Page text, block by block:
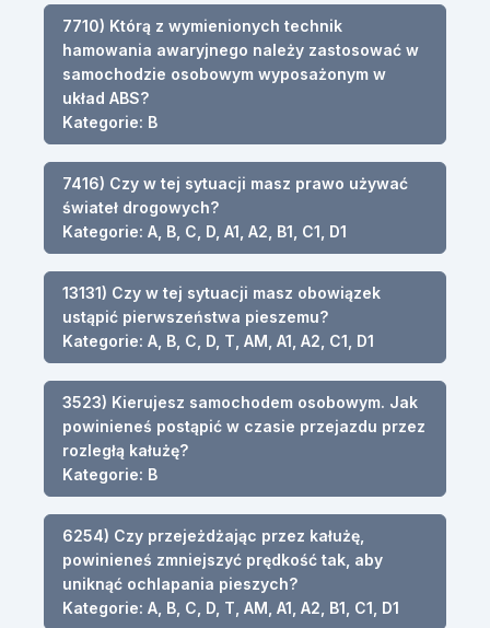
7710) Którą z wymienionych technik
hamowania awaryjnego należy zastosować w
samochodzie osobowym wyposażonym w
układ ABS?
Kategorie: B
7416) Czy w tej sytuacji masz prawo używać
świateł drogowych?
Kategorie: A, B, C, D, A1, A2, B1, C1, D1
13131) Czy w tej sytuacji masz obowiązek
ustąpić pierwszeństwa pieszemu?
Kategorie: A, B, C, D, T, AM, A1, A2, C1, D1
3523) Kierujesz samochodem osobowym. Jak
powinieneś postąpić w czasie przejazdu przez
rozległą kałużę?
Kategorie: B
6254) Czy przejeżdżając przez kałużę,
powinieneś zmniejszyć prędkość tak, aby
uniknąć ochlapania pieszych?
Kategorie: A, B, C, D, T, AM, A1, A2, B1, C1, D1